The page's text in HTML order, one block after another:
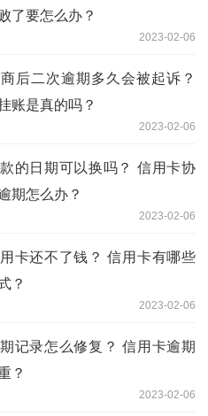
了要怎么办？
2023-02-06
后二次逾期多久会被起诉？
账是真的吗？
2023-02-06
的日期可以换吗？ 信用卡协
期怎么办？
2023-02-06
卡还不了钱？ 信用卡有哪些
？
2023-02-06
记录怎么修复？ 信用卡逾期
？
2023-02-06